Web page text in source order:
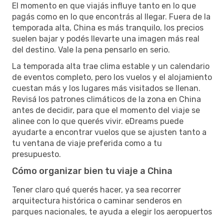
El momento en que viajás influye tanto en lo que
pagás como en lo que encontrás al llegar. Fuera de la
temporada alta, China es más tranquilo, los precios
suelen bajar y podés llevarte una imagen más real
del destino. Vale la pena pensarlo en serio.
La temporada alta trae clima estable y un calendario
de eventos completo, pero los vuelos y el alojamiento
cuestan más y los lugares más visitados se llenan.
Revisá los patrones climáticos de la zona en China
antes de decidir, para que el momento del viaje se
alinee con lo que querés vivir. eDreams puede
ayudarte a encontrar vuelos que se ajusten tanto a
tu ventana de viaje preferida como a tu
presupuesto.
Cómo organizar bien tu viaje a China
Tener claro qué querés hacer, ya sea recorrer
arquitectura histórica o caminar senderos en
parques nacionales, te ayuda a elegir los aeropuertos